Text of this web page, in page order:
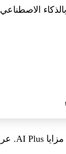
الاصطناعي